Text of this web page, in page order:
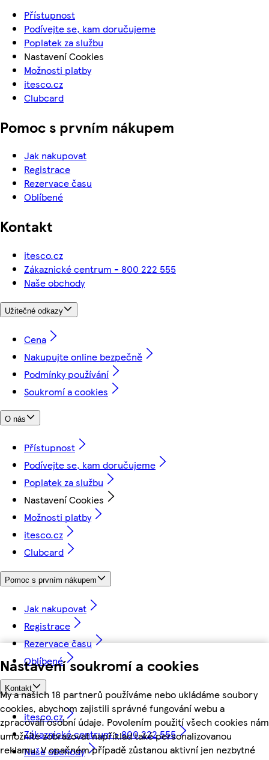
Nastavení soukromí a cookies
My a našich 18 partnerů používáme nebo ukládáme soubory
cookies, abychom zajistili správné fungování webu a
zpracovali osobní údaje. Povolením použití všech cookies nám
umožníte zobrazovat například také personalizovanou
reklamu. V opačném případě zůstanou aktivní jen nezbytné
Přístupnost
Podívejte se, kam doručujeme
Poplatek za službu
Nastavení Cookies
Možnosti platby
itesco.cz
Clubcard
Pomoc s prvním nákupem
Jak nakupovat
Registrace
Rezervace času
Oblíbené
Kontakt
itesco.cz
Zákaznické centrum - 800 222 555
Naše obchody
Užitečné odkazy
Cena
Nakupujte online bezpečně
Podmínky používání
Soukromí a cookies
O nás
Přístupnost
Podívejte se, kam doručujeme
Poplatek za službu
Nastavení Cookies
Možnosti platby
itesco.cz
Clubcard
Pomoc s prvním nákupem
Jak nakupovat
Registrace
Rezervace času
Oblíbené
Kontakt
itesco.cz
Zákaznické centrum - 800 222 555
Naše obchody